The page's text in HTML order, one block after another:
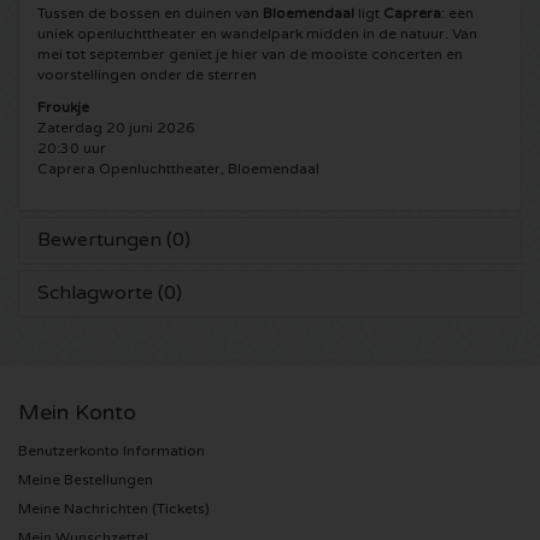
5 Seconds of Summer Karten
Simple Minds Karten
Toto Karten
De Amsterdamse Zomer karten
Louis Tomlinson Karten
Tom Jones Karten
Ed Sheeran Karten
Pinkpop karten
Dance Valley Karten
Intents Karten
OH MY Karten
WOO HAH Karten
Crazyland Karten
Hardcore4life Karten
Shockerz Karten
Charlotte de Witte Karten
Verknipt Karten
Tussen de bossen en duinen van Bloemendaal ligt Caprera: een
uniek openluchttheater en wandelpark midden in de natuur. Van
mei tot september geniet je hier van de mooiste concerten en
voorstellingen onder de sterren
Froukje
Zaterdag 20 juni 2026
20:30 uur
Caprera Openluchttheater, Bloemendaal
Bewertungen (0)
Schlagworte (0)
Mein Konto
Benutzerkonto Information
Meine Bestellungen
Meine Nachrichten (Tickets)